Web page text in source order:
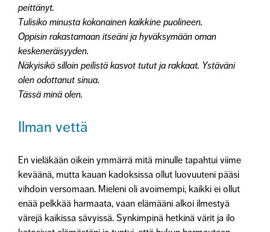
peittänyt.
Tulisiko minusta kokonainen kaikkine puolineen.
Oppisin rakastamaan itseäni ja hyväksymään oman
keskeneräisyyden.
Näkyisikö silloin peilistä kasvot tutut ja rakkaat. Ystäväni
olen odottanut sinua.
Tässä minä olen.
Ilman vettä
En vieläkään oikein ymmärrä mitä minulle tapahtui viime
keväänä, mutta kauan kadoksissa ollut luovuuteni pääsi
vihdoin versomaan. Mieleni oli avoimempi, kaikki ei ollut
enää pelkkää harmaata, vaan elämääni alkoi ilmestyä
värejä kaikissa sävyissä. Synkimpinä hetkinä värit ja ilo